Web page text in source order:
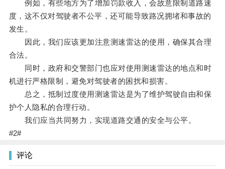
例如，有些地方为了增加罚款收入，会故意限制道路速
度，这不仅对驾驶者不公平，还可能导致路况拥堵和事故的
发生。
因此，我们应该更加注意测速雷达的使用，确保其合理
合法。
同时，政府和交警部门也应对使用测速雷达的地点和时
机进行严格限制，避免对驾驶者的困扰和损害。
总之，抵制过度使用测速雷达是为了维护驾驶自由和保
护个人隐私的合理行动。
我们应当共同努力，实现道路交通的安全与公平。
#2#
评论